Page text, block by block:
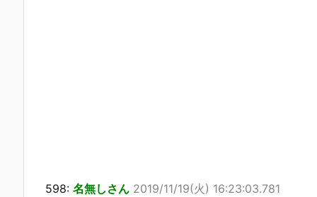
598: 名無しさん 2019/11/19(火) 16:23:03.781